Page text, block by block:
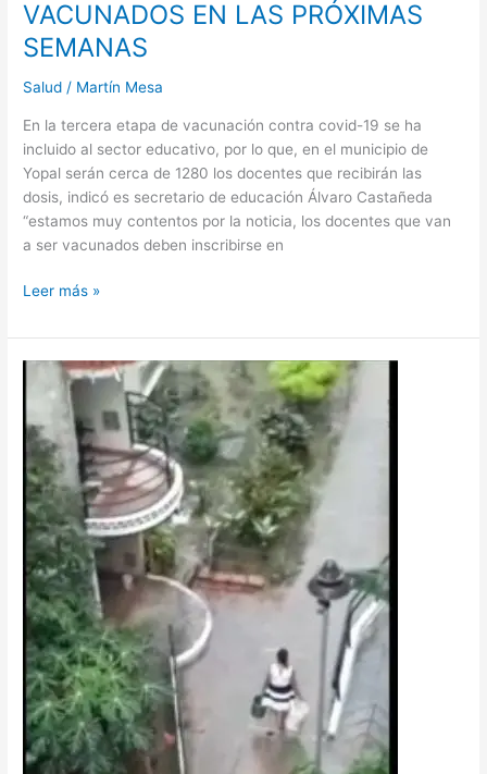
VACUNADOS EN LAS PRÓXIMAS
SEMANAS
Salud / Martín Mesa
En la tercera etapa de vacunación contra covid-19 se ha
incluido al sector educativo, por lo que, en el municipio de
Yopal serán cerca de 1280 los docentes que recibirán las
dosis, indicó es secretario de educación Álvaro Castañeda
“estamos muy contentos por la noticia, los docentes que van
a ser vacunados deben inscribirse en
Leer más »
TORRES
DEL
SILENCIO
ESTÁN
CANSADOS
DE
RECOGER
AGUA
EN
BALDES